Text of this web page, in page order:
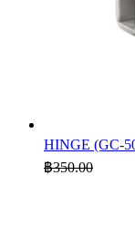
HINGE (GC-
฿350.00